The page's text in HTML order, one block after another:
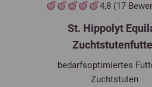
4,8 (17
St. Hippolyt
bedarfsoptimiertes
Zuchtstuten